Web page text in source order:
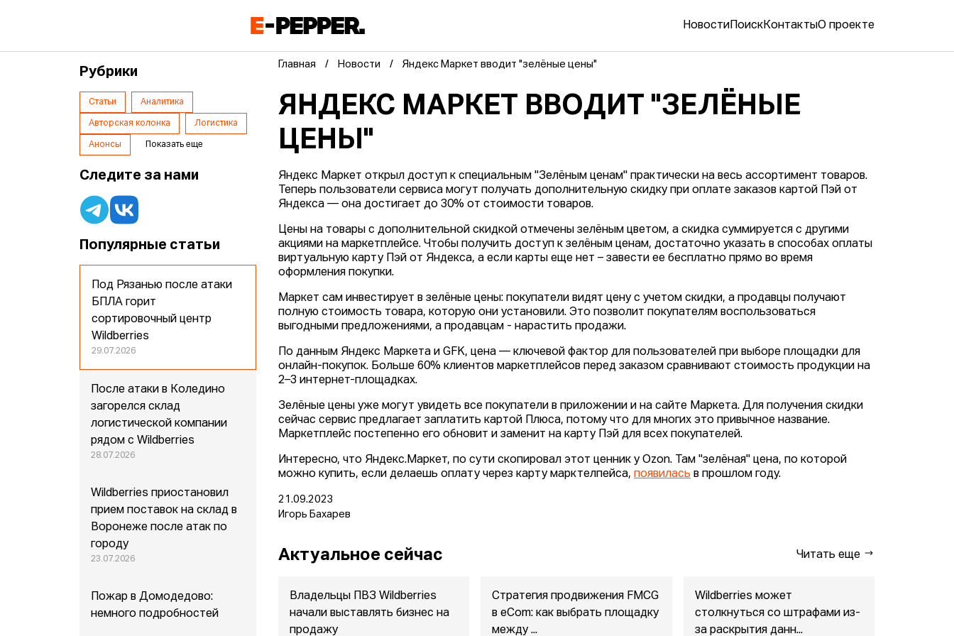
Новости ПоискКонтактыО проекте
Главная Новости Яндекс Маркет вводит "зелёные цены"
ЯНДЕКС МАРКЕТ ВВОДИТ "ЗЕЛЁНЫЕ
ЦЕНЫ"
Яндекс Маркет открыл доступ к специальным "Зелёным ценам" практически на весь ассортимент товаров.
Теперь пользователи сервиса могут получать дополнительную скидку при оплате заказов картой Пэй от
Яндекса — она достигает до 30% от стоимости товаров.
Цены на товары с дополнительной скидкой отмечены зелёным цветом, а скидка суммируется с другими
акциями на маркетплейсе. Чтобы получить доступ к зелёным ценам, достаточно указать в способах оплаты
виртуальную карту Пэй от Яндекса, а если карты еще нет – завести ее бесплатно прямо во время
оформления покупки.
Маркет сам инвестирует в зелёные цены: покупатели видят цену с учетом скидки, а продавцы получают
полную стоимость товара, которую они установили. Это позволит покупателям воспользоваться
выгодными предложениями, а продавцам - нарастить продажи.
По данным Яндекс Маркета и GFK, цена — ключевой фактор для пользователей при выборе площадки для
онлайн-покупок. Больше 60% клиентов маркетплейсов перед заказом сравнивают стоимость продукции на
2–3 интернет-площадках.
Зелёные цены уже могут увидеть все покупатели в приложении и на сайте Маркета. Для получения скидки
сейчас сервис предлагает заплатить картой Плюса, потому что для многих это привычное название.
Маркетплейс постепенно его обновит и заменит на карту Пэй для всех покупателей.
Интересно, что Яндекс.Маркет, по сути скопировал этот ценник у Ozon. Там "зелёная" цена, по которой
можно купить, если делаешь оплату через карту марктелпейса,появилась в прошлом году.
21.09.2023
Игорь Бахарев
Актуальное сейчас Читать еще
Владельцы ПВЗ Wildberries
начали выставлять бизнес на
продажу
Стратегия продвижения FMCG
в eСom: как выбрать площадку
между ...
Wildberries может
столкнуться со штрафами из-
за раскрытия данн...
Рубрики
Статьи Аналитика
Авторская колонка Логистика
Анонсы Показать еще
Следите за нами
Популярные статьи
Под Рязанью после атаки
БПЛА горит
сортировочный центр
Wildberries
29.07.2026
После атаки в Коледино
загорелся склад
логистической компании
рядом с Wildberries
28.07.2026
Wildberries приостановил
прием поставок на склад в
Воронеже после атак по
городу
23.07.2026
Пожар в Домодедово:
немного подробностей